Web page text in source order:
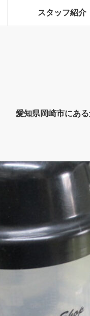
スタッフ紹介
愛知県岡崎市にあ